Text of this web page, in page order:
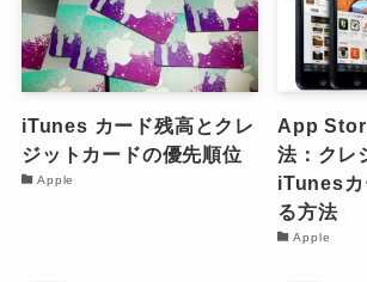
iTunes カード残高とクレ
ジットカードの優先順位
Apple
App
法：クレ
iTunesカ
る方法
Apple